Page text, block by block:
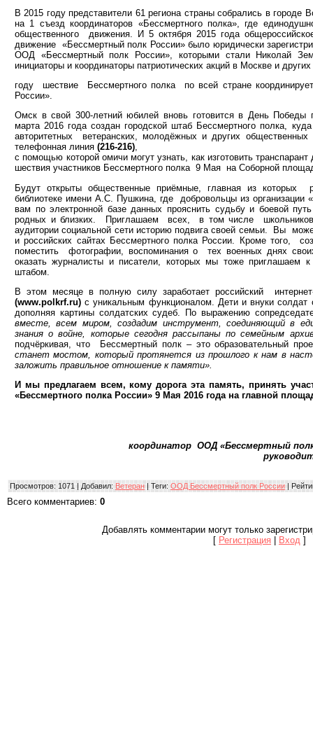
В 2015 году представители 61 региона страны собрались в
на 1 съезд координаторов «Бессмертного полка», где
общественного движения. И 5 октября 2015 года
движение «Бессмертный полк России» было юридически
ООД «Бессмертный полк России», которыми стали Николай
инициаторы и координаторы патриотических акций в Москве и
году шествие Бессмертного полка по всей стране
России».
Омск в свой 300-летний юбилей вновь готовится в День Победы
марта 2016 года создан городской штаб Бессмертного полка,
авторитетных ветеранских, молодёжных и других общественных
телефонная линия (216-216),
с помощью которой омичи могут узнать, как изготовить
шествия участников Бессмертного полка 9 Мая на Соборной
Будут открыты общественные приёмные, главная из которых
библиотеке имени А.С. Пушкина, где добровольцы из
вам по электронной базе данных прояснить судьбу и боевой
родных и близких. Приглашаем всех, в том числе
аудитории социальной сети историю подвига своей семьи. Вы
и российских сайтах Бессмертного полка России. Кроме того,
поместить фотографии, воспоминания о тех военных днях
оказать журналисты и писатели, которых мы тоже приглашаем
штабом.
В этом месяце в полную силу заработает российский
(www.polkrf.ru) с уникальным функционалом. Дети и внуки солдат
дополняя картины солдатских судеб. По выражению
вместе, всем миром, создадим инструмент, соединяющий в
знания о войне, которые сегодня рассыпаны по семейным
подчёркивая, что Бессмертный полк – это образовательный
станет мостом, который протянется из прошлого к нам в
заложить правильное отношение к памяти».
И мы предлагаем всем, кому дорога эта память, принять
«Бессмертного полка России» 9 Мая 2016 года на главной
координатор ООД «Бессмертный полк
Просмотров: 1071 | Добавил: Ветеран | Теги: ООД Бессмертный полк России |
Всего комментариев: 0
Добавлять комментарии могут только
[ Регистрация Вход ]